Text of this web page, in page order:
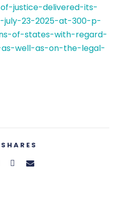
justice-delivered-its-
july-23-2025-at-300-p-
of-states-with-regard-
well-as-on-the-legal-
SHARES